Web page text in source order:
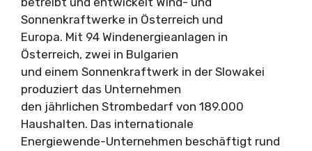
Sonnenkraftwerke in Österreich und
Europa. Mit 94 Windenergieanlagen in
Österreich, zwei in Bulgarien
und einem Sonnenkraftwerk in der Slowakei
produziert das Unternehmen
den jährlichen Strombedarf von 189.000
Haushalten. Das internationale
Energiewende-Unternehmen beschäftigt rund